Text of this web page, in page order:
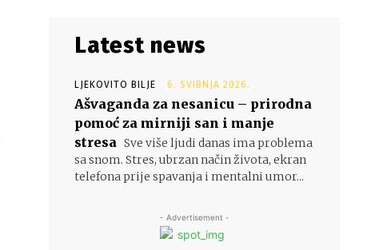
Latest news
LJEKOVITO BILJE 6. SVIBNJA 2026.
Ašvaganda za nesanicu – prirodna
pomoć za mirniji san i manje
stresa Sve više ljudi danas ima problema
sa snom. Stres, ubrzan način života, ekran
telefona prije spavanja i mentalni umor...
- Advertisement -